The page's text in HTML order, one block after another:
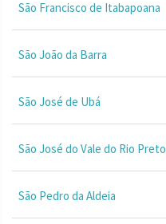
São Francisco de Itabapoana
São João da Barra
São José de Ubá
São José do Vale do Rio Preto
São Pedro da Aldeia